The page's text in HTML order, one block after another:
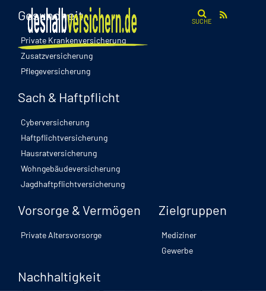
SUCHE
Gesundheit
Private Krankenversicherung
Zusatzversicherung
Pflegeversicherung
Sach & Haftpflicht
Cyberversicherung
Haftpflichtversicherung
Hausratversicherung
Wohngebäudeversicherung
Jagdhaftpflichtversicherung
Vorsorge & Vermögen
Private Altersvorsorge
Zielgruppen
Mediziner
Gewerbe
Nachhaltigkeit